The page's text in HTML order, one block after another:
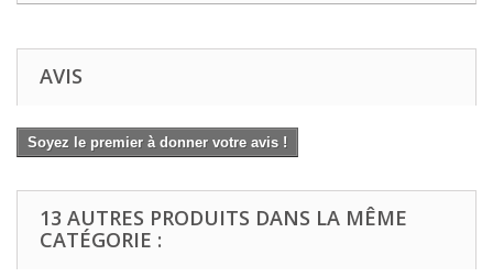
AVIS
Soyez le premier à donner votre avis !
13 AUTRES PRODUITS DANS LA MÊME
CATÉGORIE :